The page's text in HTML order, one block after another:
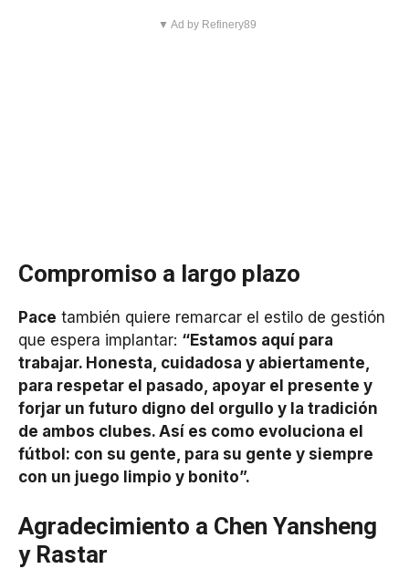
▼ Ad by Refinery89
Compromiso a largo plazo
Pace también quiere remarcar el estilo de gestión
que espera implantar: “Estamos aquí para
trabajar. Honesta, cuidadosa y abiertamente,
para respetar el pasado, apoyar el presente y
forjar un futuro digno del orgullo y la tradición
de ambos clubes. Así es como evoluciona el
fútbol: con su gente, para su gente y siempre
con un juego limpio y bonito”.
Agradecimiento a Chen Yansheng
y Rastar